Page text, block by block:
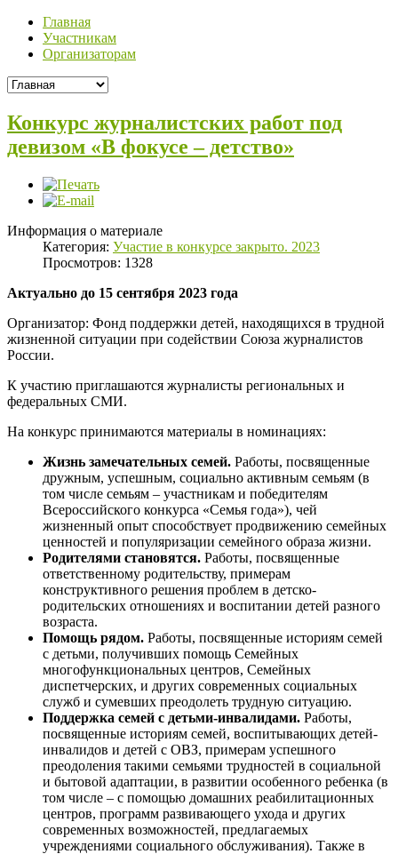
Главная
Участникам
Организаторам
Конкурс журналистских работ под
девизом «В фокусе – детство»
Информация о материале
Категория: Участие в конкурсе закрыто. 2023
Просмотров: 1328
Актуально до 15 сентября 2023 года
Организатор: Фонд поддержки детей, находящихся в трудной
жизненной ситуации при содействии Союза журналистов
России.
К участию приглашаются журналисты региональных и
федеральных СМИ.
На конкурс принимаются материалы в номинациях:
Жизнь замечательных семей. Работы, посвященные
дружным, успешным, социально активным семьям (в
том числе семьям – участникам и победителям
Всероссийского конкурса «Семья года»), чей
жизненный опыт способствует продвижению семейных
ценностей и популяризации семейного образа жизни.
Родителями становятся. Работы, посвященные
ответственному родительству, примерам
конструктивного решения проблем в детско-
родительских отношениях и воспитании детей разного
возраста.
Помощь рядом. Работы, посвященные историям семей
с детьми, получивших помощь Семейных
многофункциональных центров, Семейных
диспетчерских, и других современных социальных
служб и сумевших преодолеть трудную ситуацию.
Поддержка семей с детьми-инвалидами. Работы,
посвященные историям семей, воспитывающих детей-
инвалидов и детей с ОВЗ, примерам успешного
преодоления такими семьями трудностей в социальной
и бытовой адаптации, в развитии особенного ребенка (в
том числе – с помощью домашних реабилитационных
центров, программ развивающего ухода и других
современных возможностей, предлагаемых
учреждениями социального обслуживания). Также в